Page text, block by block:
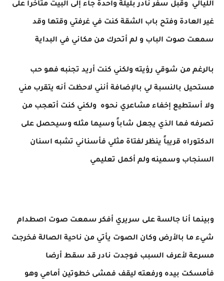
الليالي وقبل سفر نادر بليلة واحدة جاء إلى البيت متأخراً على
غير العادة وفتح باب الشقة كنت في غرفتي وقتها وقد
سمعت صوت الباب و لم أتحرك من مكاني في البداية
بالرغم من شوقي رؤيته ولكني كنت أريد تجنبه فهو حب
مستحيل بالنسبة لي بالإضافة أنني لاحظت أنه يتقرب مني
ولا أستطيع إخفاء مشاعري نحوه ولكني كنت أتعجب من
تصرفه فما الذي يجعل شاباً وسيما مثله وسيحصل على
الدكتوراه قريباً ينظر لفتاة مثلي فأسناني تشبه اسنان
السنجاب وسمينه ولم أكمل تعليمي
وبينما أنا جالسة على سريري أفكر سمعت صوت اصطدام
شيء ما بالأرض وكان الصوت يأتي من ناحية الصالة فخرجت
مسرعة لأعرف السبب فوجدت نادر قد سقط أرضا
فأمسكت بيده ورفعته ليقف فمشى خطوتين أمامي وهو